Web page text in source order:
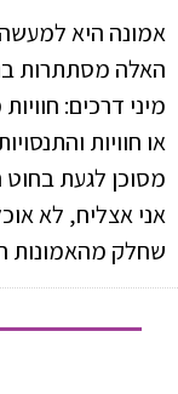
אמונה היא
האלה מסתתרות
מיני דרכים:
או חוויות
מסוכן לגעת
אני אצליח, לא
שחלק מהאמונות